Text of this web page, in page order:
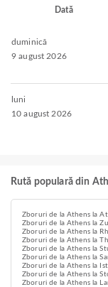
Dată
duminică
9 august 2026
luni
10 august 2026
Rută populară din
Zboruri de la Athens la
Zboruri de la Athens la
Zboruri de la Athens la
Zboruri de la Athens la
Zboruri de la Athens la
Zboruri de la Athens la
Zboruri de la Athens la
Zboruri de la Athens la
Zboruri de la Athens la